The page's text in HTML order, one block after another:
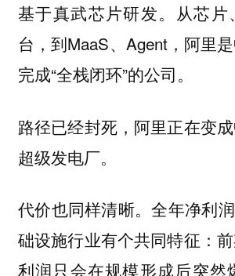
基于真武芯片研发。从芯片
台，到MaaS、Agent，阿里
完成“全栈闭环”的公司。
路径已经封死，阿里正在变
超级发电厂。
代价也同样清晰。全年净利
础设施行业有个共同特征：前
利润只会在规模形成后突然